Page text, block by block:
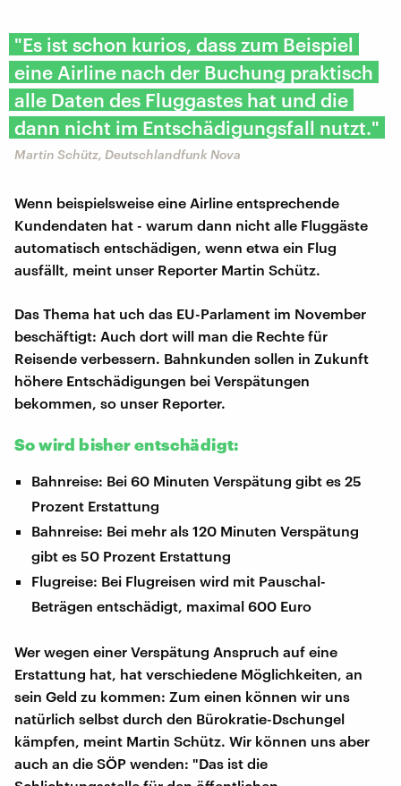
"Es ist schon kurios, dass zum Beispiel
eine Airline nach der Buchung praktisch
alle Daten des Fluggastes hat und die
dann nicht im Entschädigungsfall nutzt."
Martin Schütz, Deutschlandfunk Nova
Wenn beispielsweise eine Airline entsprechende
Kundendaten hat - warum dann nicht alle Fluggäste
automatisch entschädigen, wenn etwa ein Flug
ausfällt, meint unser Reporter Martin Schütz.
Das Thema hat uch das EU-Parlament im November
beschäftigt: Auch dort will man die Rechte für
Reisende verbessern. Bahnkunden sollen in Zukunft
höhere Entschädigungen bei Verspätungen
bekommen, so unser Reporter.
So wird bisher entschädigt:
Bahnreise: Bei 60 Minuten Verspätung gibt es 25
Prozent Erstattung
Bahnreise: Bei mehr als 120 Minuten Verspätung
gibt es 50 Prozent Erstattung
Flugreise: Bei Flugreisen wird mit Pauschal-
Beträgen entschädigt, maximal 600 Euro
Wer wegen einer Verspätung Anspruch auf eine
Erstattung hat, hat verschiedene Möglichkeiten, an
sein Geld zu kommen: Zum einen können wir uns
natürlich selbst durch den Bürokratie-Dschungel
kämpfen, meint Martin Schütz. Wir können uns aber
auch an die SÖP wenden: "Das ist die